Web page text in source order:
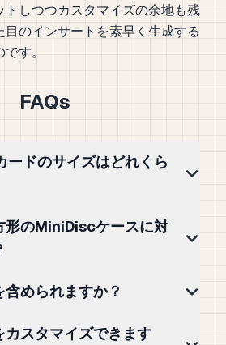
トしつつカスタマイズの余地も残
目のインサートを素早く生成する
す。
FAQs
ドのサイズはどれくら
形のMiniDiscケースに対
められますか？
カスタマイズできます